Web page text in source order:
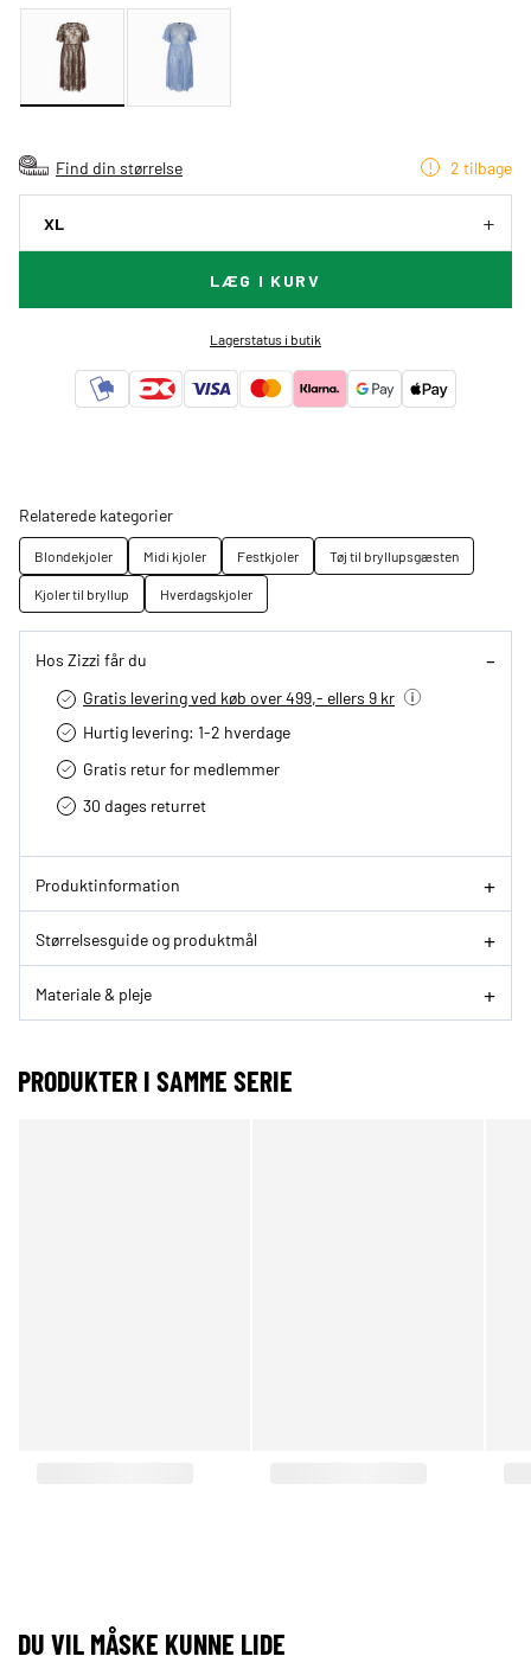
Find din størrelse 2 tilbage
XL
LÆG I KURV
Lagerstatus i butik
Relaterede kategorier
Blondekjoler Midi kjoler Festkjoler
Tøj til bryllupsgæsten
Kjoler til bryllup
Hverdagskjoler
Hos Zizzi får du
Gratis levering ved køb over 499,- ellers 9 kr
Hurtig levering­: 1-2 hverdage
Gratis retur for medlemmer
30 dages returret
Produktinformation
Størrelsesguide og produktmål
Materiale & pleje
PRODUKTER I SAMME SERIE
DU VIL MÅSKE KUNNE LIDE